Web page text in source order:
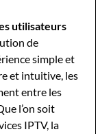
utilisateurs
de
simple et
et intuitive, les
entre les
l’on soit
IPTV, la